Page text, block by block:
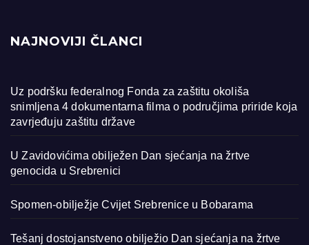
NAJNOVIJI ČLANCI
Uz podršku federalnog Fonda za zaštitu okoliša
snimljena 4 dokumentarna filma o područjima priride koja
zavrjeđuju zaštitu države
U Zavidovićima obilježen Dan sjećanja na žrtve
genocida u Srebrenici
Spomen-obilježje Cvijet Srebrenice u Bobarama
Tešanj dostojanstveno obilježio Dan sjećanja na žrtve